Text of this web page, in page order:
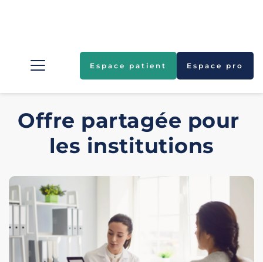
Espace patient Espace pro
Offre partagée pour
les institutions